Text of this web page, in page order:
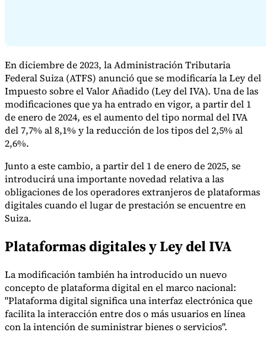
indirectosImpuestos sobre el carbono y tasas medioambientales
Herramientas
Calculadora de GST
Calculadora del impuesto
mandatos de facturación electrónica
En diciembre de 2023, la Administración Tributaria
Federal Suiza (ATFS) anunció que se modificaría la Ley del
Impuesto sobre el Valor Añadido (Ley del IVA). Una de las
modificaciones que ya ha entrado en vigor, a partir del 1
de enero de 2024, es el aumento del tipo normal del IVA
del 7,7% al 8,1% y la reducción de los tipos del 2,5% al
2,6%.
Junto a este cambio, a partir del 1 de enero de 2025, se
introducirá una importante novedad relativa a las
obligaciones de los operadores extranjeros de plataformas
digitales cuando el lugar de prestación se encuentre en
Suiza.
Plataformas digitales y Ley del IVA
La modificación también ha introducido un nuevo
concepto de plataforma digital en el marco nacional:
"Plataforma digital significa una interfaz electrónica que
facilita la interacción entre dos o más usuarios en línea
con la intención de suministrar bienes o servicios".